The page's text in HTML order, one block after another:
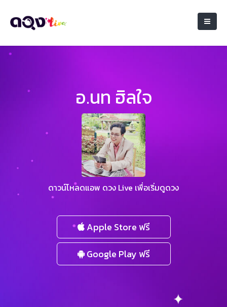
อ.นท ฮิลใจ
ดาวน์โหลดแอพ ดวง Live เพื่อเริ่มดูดวง
Apple Store ฟรี
Google Play ฟรี